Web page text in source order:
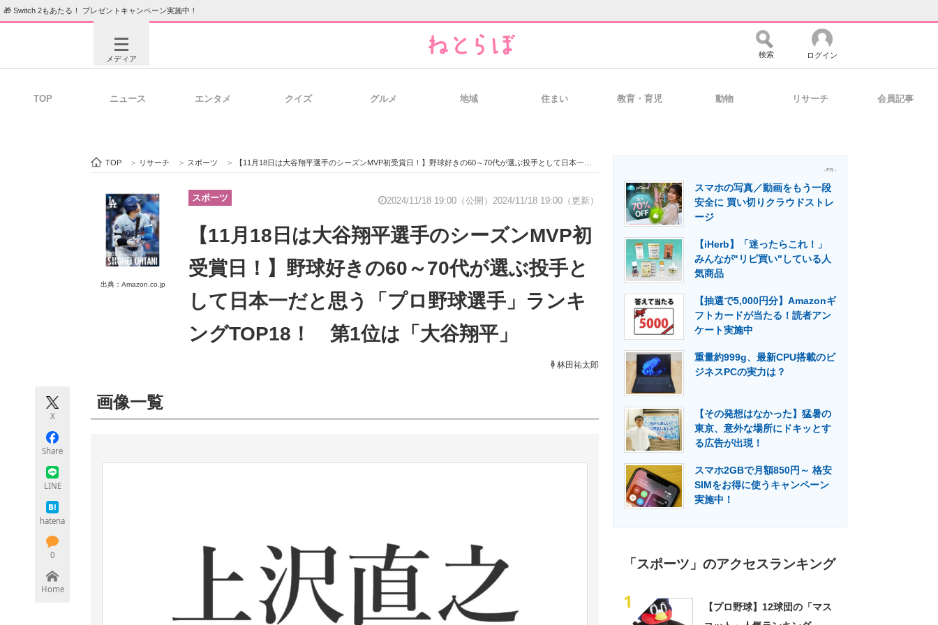
🎁 Switch 2もあたる！ プレゼントキャンペーン実施中！
メディア
ビジネスと働き方のヒント 経営リーダーのコミュニティ マーケ×ITの今がよく分かる
ITエンジニア向け専門サイト 企業向けIT製品の総合サイト 製造業のIT導入・活用を支援
エレクトロニクス専門サイト 電子設計の基本と応用 エネルギーの専門メディア 建設×テクノロジーの最前線
検索 ログイン
TOP ニュース エンタメ クイズ グルメ 地域 住まい 教育・育児 動物 リサーチ 会員記事
TOP > リサーチ > スポーツ > 【11月18日は大谷翔平選手のシーズンMVP初受賞日！】野球好きの60～70代が選ぶ投手として日本一だと思う「プロ野球選手」ランキングTOP18！ 第1位は「大谷翔平」
出典：Amazon.co.jp
スポーツ 2024/11/18 19:00（公開） 2024/11/18 19:00（更新）
【11月18日は大谷翔平選手のシーズンMVP初
受賞日！】野球好きの60～70代が選ぶ投手と
して日本一だと思う「プロ野球選手」ランキ
ングTOP18！ 第1位は「大谷翔平」
林田祐太郎
X
Share
LINE
hatena
0
Home
画像一覧
- PR -
スマホの写真／動画をもう一段
安全に 買い切りクラウドストレ
ージ
【iHerb】「迷ったらこれ！」
みんなが"リピ買い"している人
気商品
【抽選で5,000円分】Amazonギ
フトカードが当たる！読者アン
ケート実施中
重量約999g、最新CPU搭載のビ
ジネスPCの実力は？
【その発想はなかった】猛暑の
東京、意外な場所にドキッとす
る広告が出現！
スマホ2GBで月額850円～ 格安
SIMをお得に使うキャンペーン
実施中！
「スポーツ」のアクセスランキング
1
【プロ野球】12球団の「マス